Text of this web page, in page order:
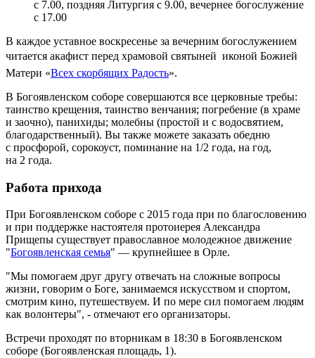
с 7.00, поздняя Литургия с 9.00, вечернее богослужение
с 17.00
В каждое уставное воскресенье за вечерним богослужением
читается акафист перед храмовой святыней  иконой Божией
Матери «Всех скорбящих Радость».
В Богоявленском соборе совершаются все церковные требы:
таинство крещения, таинство венчания; погребение (в храме
и заочно), панихиды; молебны (простой и с водосвятием,
благодарственный). Вы также можете заказать обедню
с просфорой, сорокоуст, поминание на 1/2 года, на год,
на 2 года.
Работа прихода
При Богоявленском соборе с 2015 года при по благословению
и при поддержке настоятеля протоиерея Александра
Прищепы существует православное молодежное движение
"Богоявленская семья" — крупнейшее в Орле.
"Мы помогаем друг другу отвечать на сложные вопросы
жизни, говорим о Боге, занимаемся искусством и спортом,
смотрим кино, путешествуем. И по мере сил помогаем людям
как волонтеры", - отмечают его организаторы.
Встречи проходят по вторникам в 18:30 в Богоявленском
соборе (Богоявленская площадь, 1).